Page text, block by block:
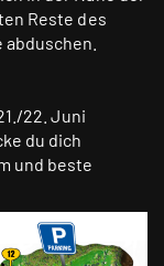
Reste des
abduschen.
22. Juni
du dich
und beste